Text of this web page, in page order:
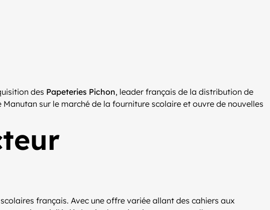
des Papeteries Pichon, leader français de la distribution de
sur le marché de la fourniture scolaire et ouvre de nouvelles
français. Avec une offre variée allant des cahiers aux